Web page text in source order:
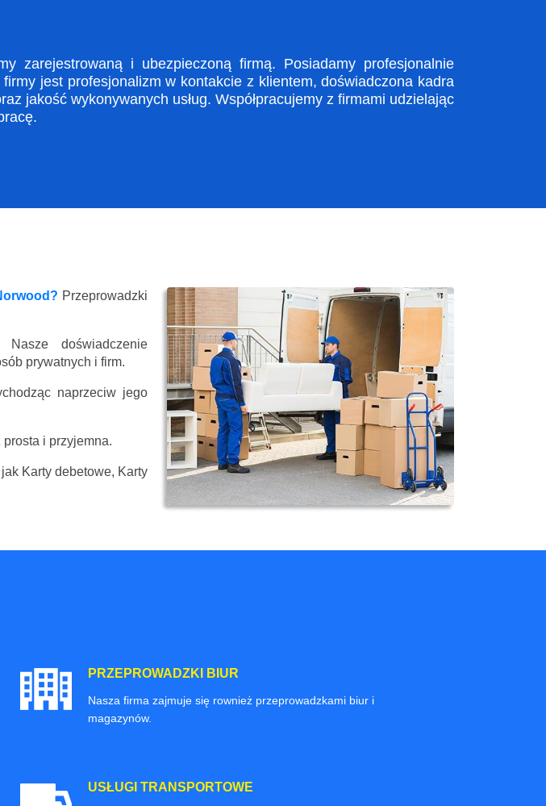
zarejestrowaną i ubezpieczoną firmą. Posiadamy profesjonalnie
jest profesjonalizm w kontakcie z klientem, doświadczona kadra
jakość wykonywanych usług. Współpracujemy z firmami udzielając
Przeprowadzki
doświadczenie
prywatnych i firm.
naprzeciw jego
i przyjemna.
Karty debetowe, Karty
PRZEPROWADZKI BIUR
Nasza firma zajmuje się rownież przeprowadzkami biur i
magazynów.
USŁUGI TRANSPORTOWE